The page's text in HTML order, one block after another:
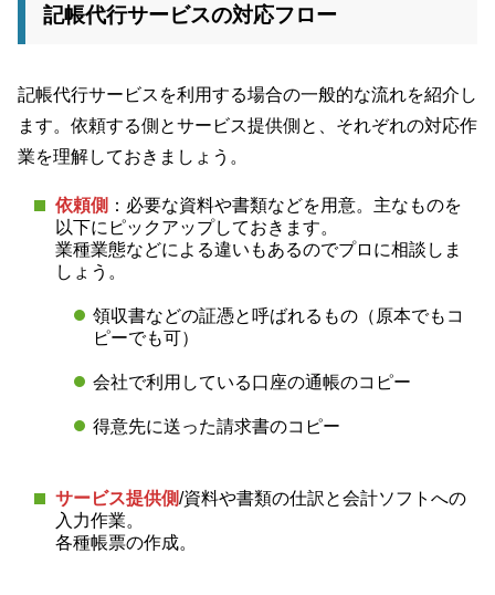
記帳代行サービスの対応フロー
記帳代行サービスを利用する場合の一般的な流れを紹介し
ます。依頼する側とサービス提供側と、それぞれの対応作
業を理解しておきましょう。
依頼側 ：必要な資料や書類などを用意。主なものを
以下にピックアップしておきます。
業種業態などによる違いもあるのでプロに相談しま
しょう。
領収書などの証憑と呼ばれるもの（原本でもコ
ピーでも可）
会社で利用している口座の通帳のコピー
得意先に送った請求書のコピー
サービス提供側/資料や書類の仕訳と会計ソフトへの
入力作業。
各種帳票の作成。